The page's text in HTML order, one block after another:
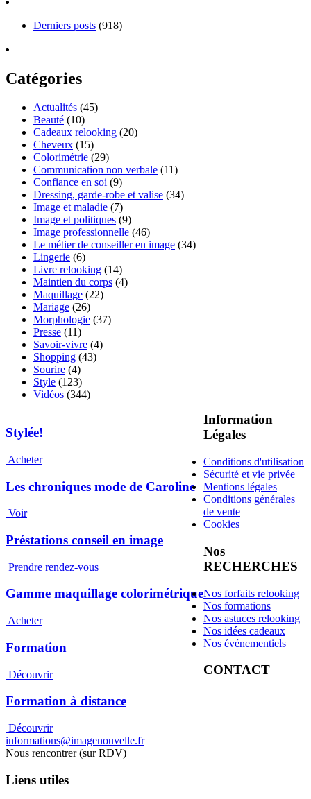
Derniers posts (918)
Catégories
Actualités (45)
Beauté (10)
Cadeaux relooking (20)
Cheveux (15)
Colorimétrie (29)
Communication non verbale (11)
Confiance en soi (9)
Dressing, garde-robe et valise (34)
Image et maladie (7)
Image et politiques (9)
Image professionnelle (46)
Le métier de conseiller en image (34)
Lingerie (6)
Livre relooking (14)
Maintien du corps (4)
Maquillage (22)
Mariage (26)
Morphologie (37)
Presse (11)
Savoir-vivre (4)
Shopping (43)
Sourire (4)
Style (123)
Vidéos (344)
Stylée!
Acheter
Les chroniques mode de Caroline
Voir
Préstations conseil en image
Prendre rendez-vous
Gamme maquillage colorimétrique
Acheter
Formation
Découvrir
Formation à distance
Découvrir
Information
Légales
Conditions d'utilisation
Sécurité et vie privée
Mentions légales
Conditions générales
de vente
Cookies
Nos
RECHERCHES
Nos forfaits relooking
Nos formations
Nos astuces relooking
Nos idées cadeaux
Nos événementiels
CONTACT
informations@imagenouvelle.fr
Nous rencontrer (sur RDV)
Liens utiles